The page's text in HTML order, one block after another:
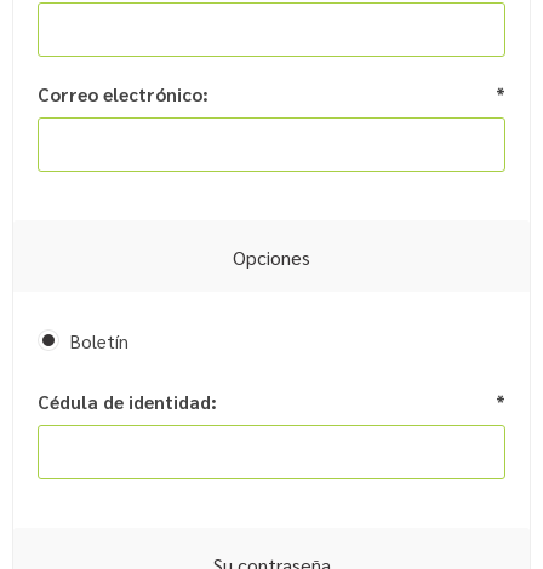
Correo electrónico: *
Opciones
Boletín
Cédula de identidad: *